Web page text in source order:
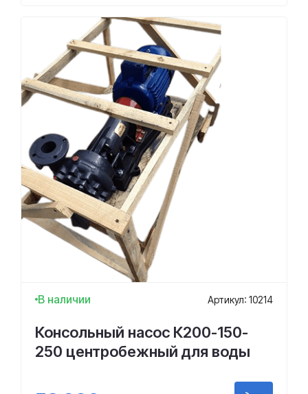
В наличии Артикул: 10214
Консольный насос К200-150-
250 центробежный для воды